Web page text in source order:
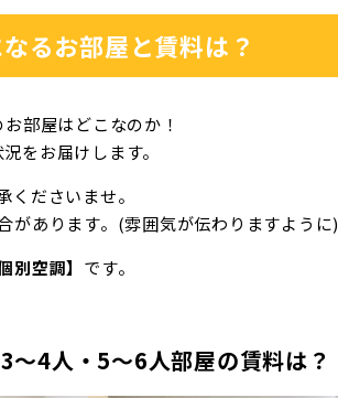
るお部屋と賃料は？
部屋はどこなのか！
をお届けします。
ださいませ。
があります。(雰囲気が伝わりますように)
別空調】 です。
4人・5～6人部屋の賃料は？